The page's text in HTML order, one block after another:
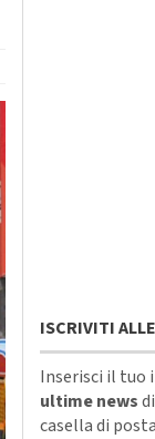
ISCRIVITI
Inserisci il tuo
ultime news
casella di